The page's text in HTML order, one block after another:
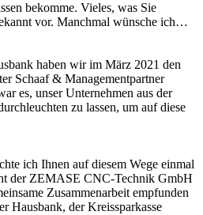
bekomme. Vieles, was Sie
vor. Manchmal wünsche ich…
haben wir im März 2021 den
Schaaf & Managementpartner
es, unser Unternehmen aus der
zu lassen, um auf diese
ich Ihnen auf diesem Wege einmal
der ZEMASE CNC-Technik GmbH
Zusammenarbeit empfunden
Hausbank, der Kreissparkasse